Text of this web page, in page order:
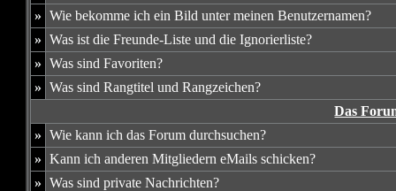
» Wie bekomme ich ein Bild unter meinen Benutzernamen?
» Was ist die Freunde-Liste und die Ignorierliste?
» Was sind Favoriten?
» Was sind Rangtitel und Rangzeichen?
Das
» Wie kann ich das Forum durchsuchen?
» Kann ich anderen Mitgliedern eMails schicken?
» Was sind private Nachrichten?